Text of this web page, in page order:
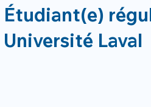
Étudiant(e)
Université Laval